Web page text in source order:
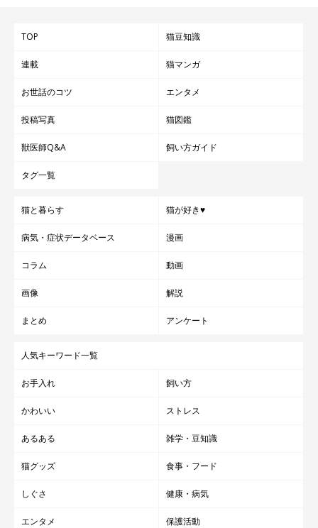
TOP 猫豆知識
連載 猫マンガ
お世話のコツ エンタメ
投稿写真 猫図鑑
獣医師Q&A 飼い方ガイド
タグ一覧
猫と暮らす 猫が好き♥
病気・症状データベース 漫画
コラム 動画
画像 解説
まとめ アンケート
人気キーワード一覧
お手入れ 飼い方
かわいい ストレス
あるある 雑学・豆知識
猫グッズ 食事・フード
しぐさ 健康・病気
エンタメ 保護活動